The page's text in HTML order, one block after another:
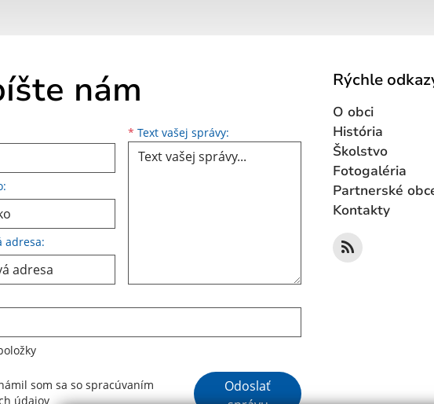
nám
adresa:
* Text vašej správy: Text vašej správy...
som sa so spracúvaním
údajov
Google reCaptcha Response
Odoslať
Rýchle
O obci
História
Školstvo
Fotogaléria
Partnerské
Kontakty